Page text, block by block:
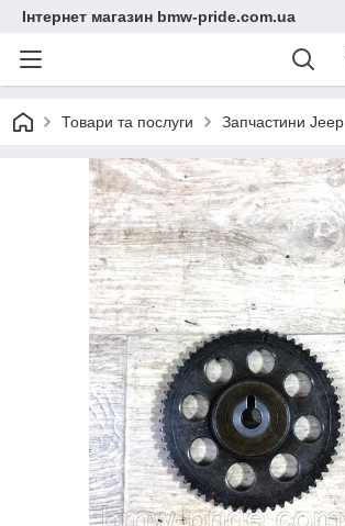
Інтернет магазин bmw-pride.com.ua
Товари та послуги Запчастини Jeep